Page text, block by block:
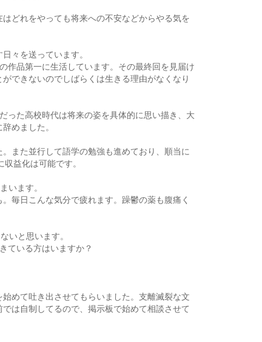
どれをやっても将来への不安などからやる気を
々を送っています。
作品第一に生活しています。その最終回を見届け
できないのでしばらくは生きる理由がなくなり
った高校時代は将来の姿を具体的に思い描き、大
めました。
また並行して語学の勉強も進めており、順当に
益化は可能です。
います。
毎日こんな気分で疲れます。躁鬱の薬も腹痛く
いと思います。
ている方はいますか？
めて吐き出させてもらいました。支離滅裂な文
は自制してるので、掲示板で始めて相談させて